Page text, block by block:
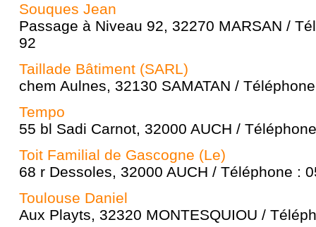
Souques Jean
Passage à Niveau 92, 32270 MARSAN /
92
Taillade Bâtiment (SARL)
chem Aulnes, 32130 SAMATAN /
Tempo
55 bl Sadi Carnot, 32000 AUCH /
Toit Familial de Gascogne (Le)
68 r Dessoles, 32000 AUCH / Téléphone :
Toulouse Daniel
Aux Playts, 32320 MONTESQUIOU /